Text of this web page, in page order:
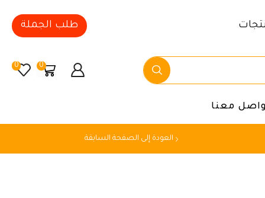
طلب الجملة
0
0
معنا
العودة إلى الصفحة السابقة